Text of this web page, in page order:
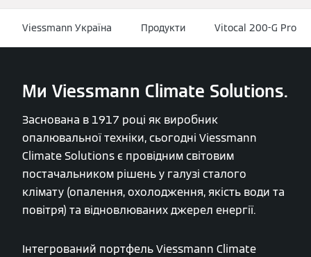
Viessmann Україна Продукти Vitocal 200-G Pro
Ми Viessmann Climate Solutions.
Заснована в 1917 році як виробник
опалювальної техніки, сьогодні Viessmann
Climate Solutions є провідним світовим
постачальником рішень у галузі сталого
клімату (опалення, охолодження, якість води та
повітря) та відновлюваних джерел енергії.
Інтегрований портфель Viessmann Climate